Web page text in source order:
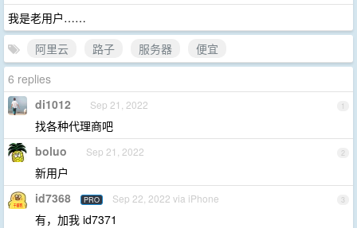
我是老用户……
阿里云
路子 服务器
便宜
6 replies
1
di1012 Sep 21, 2022
找各种代理商吧
2
boluo Sep 21, 2022
新用户
3
id7368 PRO Sep 22, 2022 via iPhone
有，加我 id7371